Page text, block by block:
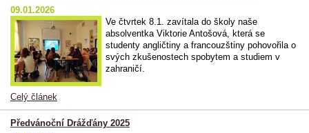
09.01.2026
Ve čtvrtek 8.1. zavítala do školy naše
absolventka Viktorie Antošová, která se
studenty angličtiny a francouzštiny pohovořila o
svých zkušenostech spobytem a studiem v
zahraničí.
Celý článek
Předvánoční Drážďány 2025